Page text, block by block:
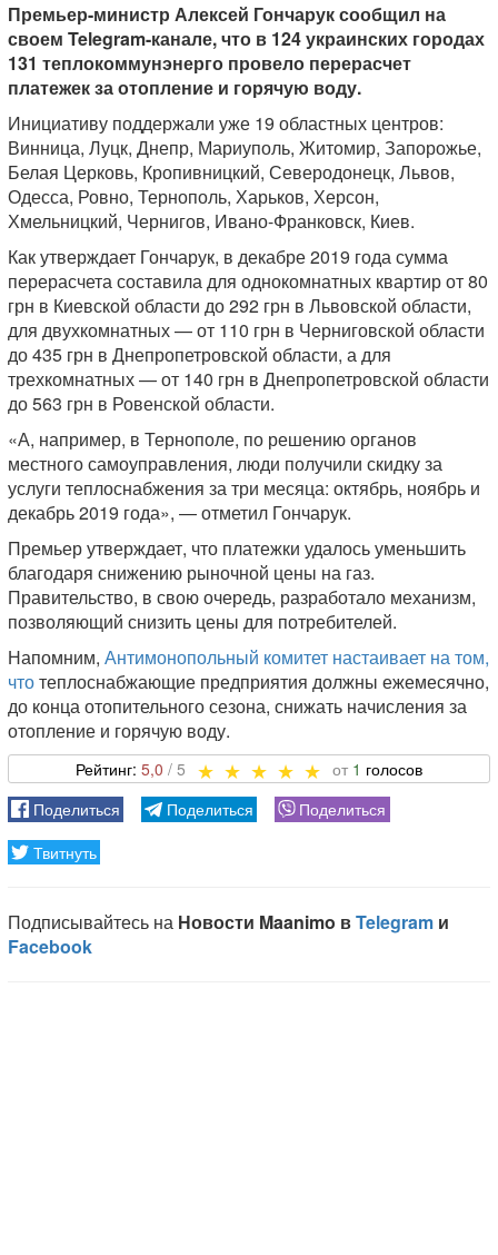
Премьер-министр Алексей Гончарук сообщил на
своем Telegram-канале, что в 124 украинских городах
131 теплокоммунэнерго провело перерасчет
платежек за отопление и горячую воду.
Инициативу поддержали уже 19 областных центров:
Винница, Луцк, Днепр, Мариуполь, Житомир, Запорожье,
Белая Церковь, Кропивницкий, Северодонецк, Львов,
Одесса, Ровно, Тернополь, Харьков, Херсон,
Хмельницкий, Чернигов, Ивано-Франковск, Киев.
Как утверждает Гончарук, в декабре 2019 года сумма
перерасчета составила для однокомнатных квартир от 80
грн в Киевской области до 292 грн в Львовской области,
для двухкомнатных — от 110 грн в Черниговской области
до 435 грн в Днепропетровской области, а для
трехкомнатных — от 140 грн в Днепропетровской области
до 563 грн в Ровенской области.
«А, например, в Тернополе, по решению органов
местного самоуправления, люди получили скидку за
услуги теплоснабжения за три месяца: октябрь, ноябрь и
декабрь 2019 года», — отметил Гончарук.
Премьер утверждает, что платежки удалось уменьшить
благодаря снижению рыночной цены на газ.
Правительство, в свою очередь, разработало механизм,
позволяющий снизить цены для потребителей.
Напомним, Антимонопольный комитет настаивает на том,
чтотеплоснабжающие предприятия должны ежемесячно,
до конца отопительного сезона, снижать начисления за
отопление и горячую воду.
5,0 1